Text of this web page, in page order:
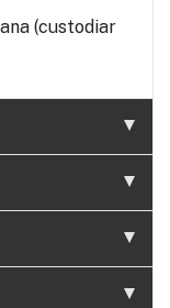
(custodiar